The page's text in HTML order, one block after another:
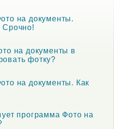
на документы.
Срочно!
на документы в
фотку?
на документы. Как
программа Фото на